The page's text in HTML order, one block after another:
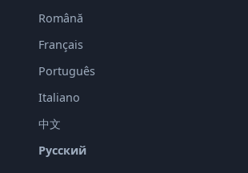
Română
Français
Português
Italiano
中文
Русский